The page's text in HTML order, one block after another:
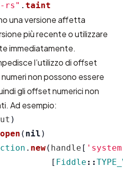
-rs" . taint
una versione affetta
più recente o utilizzare
immediatamente.
l’utilizzo di offset
non possono essere
gli offset numerici non
Ad esempio:
)
( nil )
. new( handle [
[ Fiddle ::